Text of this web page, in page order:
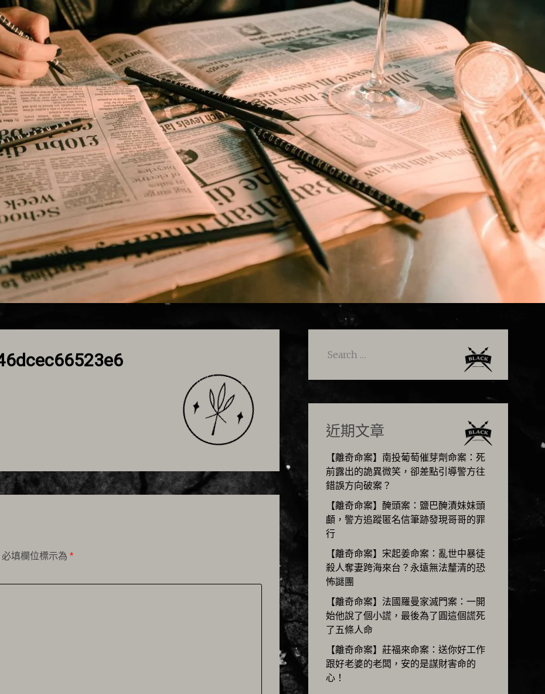
必填欄位標示為 *
Search
近期文章
【離奇命案】南投葡萄催芽劑命案：死
前露出的詭異微笑，卻差點引導警方往
錯誤方向破案？
【離奇命案】醃頭案：鹽巴醃漬妹妹頭
顱，警方追蹤匿名信筆跡發現哥哥的罪
行
【離奇命案】宋起姜命案：亂世中暴徒
殺人奪妻跨海來台？永遠無法釐清的恐
怖謎團
【離奇命案】法國羅曼家滅門案：一開
始他說了個小謊，最後為了圓這個謊死
了五條人命
【離奇命案】莊福來命案：送你好工作
跟好老婆的老闆，安的是謀財害命的
心！